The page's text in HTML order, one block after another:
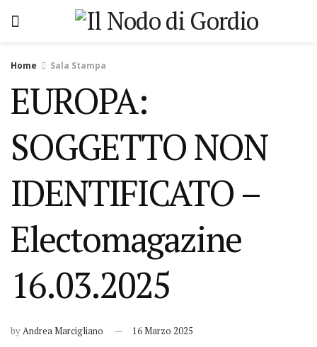
Home Sala Stampa
EUROPA:
SOGGETTO NON
IDENTIFICATO –
Electomagazine
16.03.2025
byAndrea Marcigliano 16 Marzo 2025